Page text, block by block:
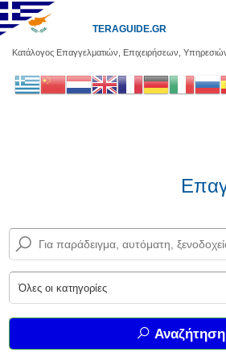
Κατάλογος Επαγγελματιών, Επιχειρήσεων,
TERAGUIDE.GR
Αναζήτηση